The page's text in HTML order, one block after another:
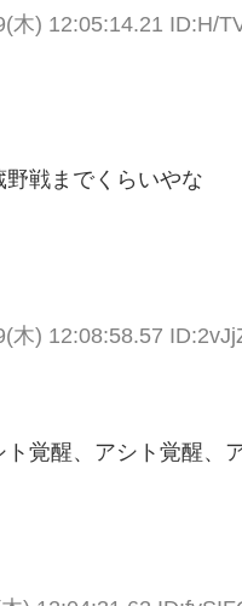
木) 12:05:14.21 ID:H/
戦までくらいやな
木) 12:08:58.57
覚醒、アシト覚醒、